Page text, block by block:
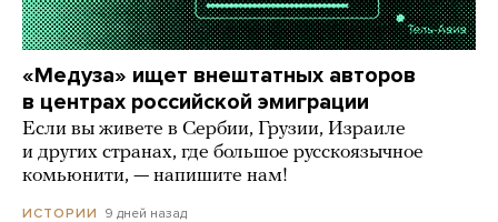
«Медуза» ищет внештатных авторов
в центрах российской эмиграции
Если вы живете в Сербии, Грузии, Израиле
и других странах, где большое русскоязычное
комьюнити, — напишите нам!
ИСТОРИИ 9 дней назад